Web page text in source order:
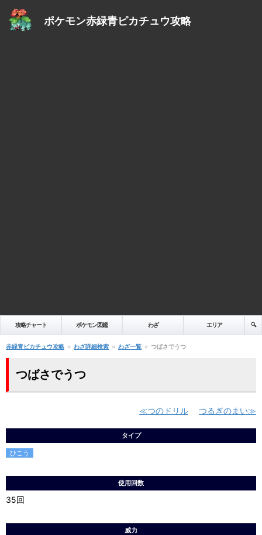
ポケモン赤緑青ピカチュウ攻略
攻略チャート ポケモン図鑑 わざ エリア 🔍️
赤緑青ピカチュウ攻略 わざ詳細検索 わざ一覧 つばさでうつ
つばさでうつ
つのドリル つるぎのまい
タイプ
ひこう
使用回数
35回
威力